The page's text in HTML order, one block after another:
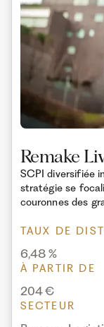
Remake
SCPI diversifiée
stratégie se
couronnes des
TAUX DE
6,48 %
À PARTIR DE
204 €
SECTEUR